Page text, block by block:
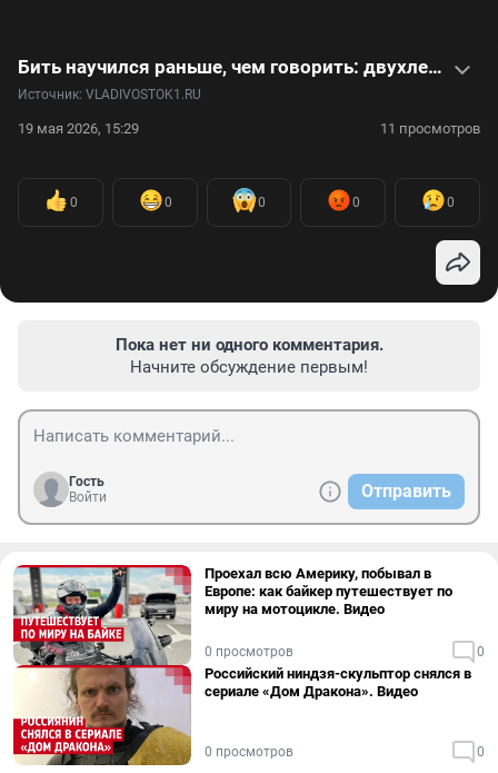
Бить научился раньше, чем говорить: двухлетний боксер покорил соцсети. Видео
Источник: VLADIVOSTOK1.RU
19 мая 2026, 15:29 11 просмотров
0 0 0 0 0
Пока нет ни одного комментария.
Начните обсуждение первым!
Гость
Войти
Отправить
Проехал всю Америку, побывал в
Европе: как байкер путешествует по
миру на мотоцикле. Видео
0 просмотров 0
Российский ниндзя-скульптор снялся в
сериале «Дом Дракона». Видео
0 просмотров 0